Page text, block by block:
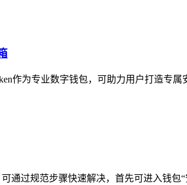
作为专业数字钱包，可助力用户打造专
通过规范步骤快速解决，首先可进入钱包